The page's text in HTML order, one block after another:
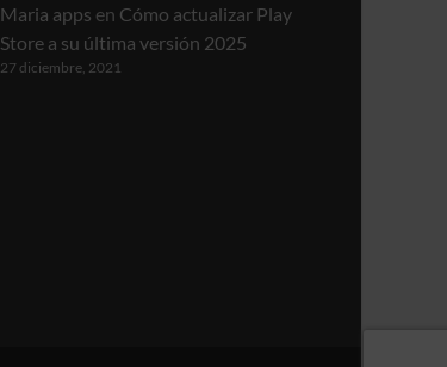
Maria apps en Cómo actualizar Play
Store a su última versión 2025
27 diciembre, 2021